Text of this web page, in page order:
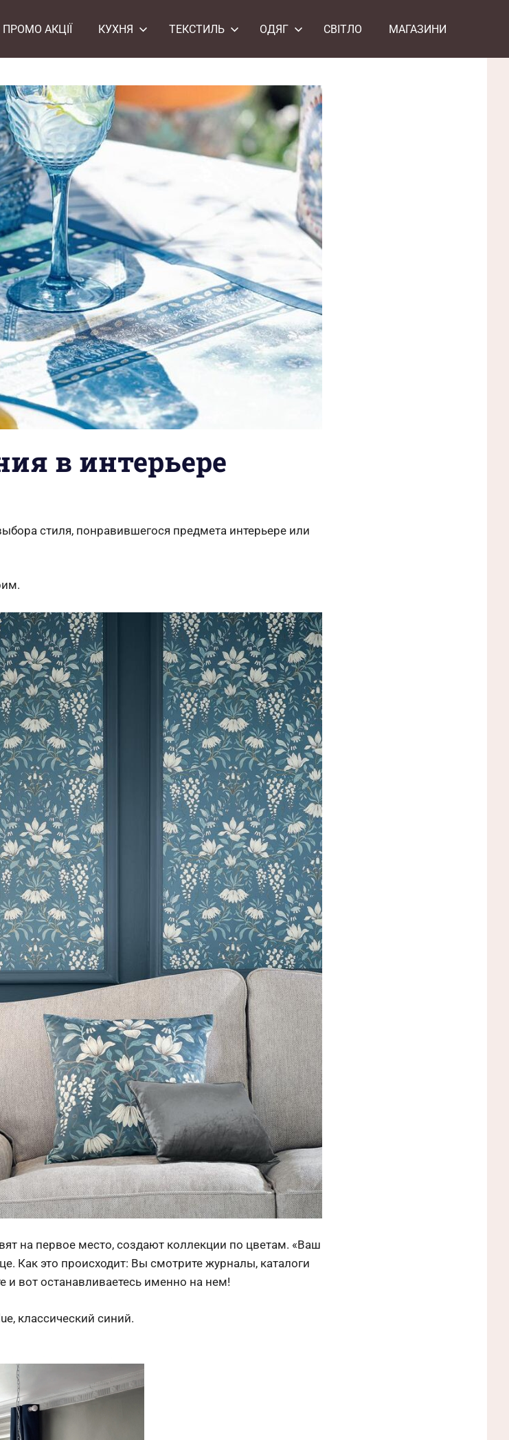
ПРОМО АКЦІЇ КУХНЯ ТЕКСТИЛЬ ОДЯГ СВІТЛО МАГАЗИНИ
в интерьере
стиля, понравившегося предмета интерьере или
на первое место, создают коллекции по цветам. «Ваш
Как это происходит: Вы смотрите журналы, каталоги
и вот останавливаетесь именно на нем!
классический синий.